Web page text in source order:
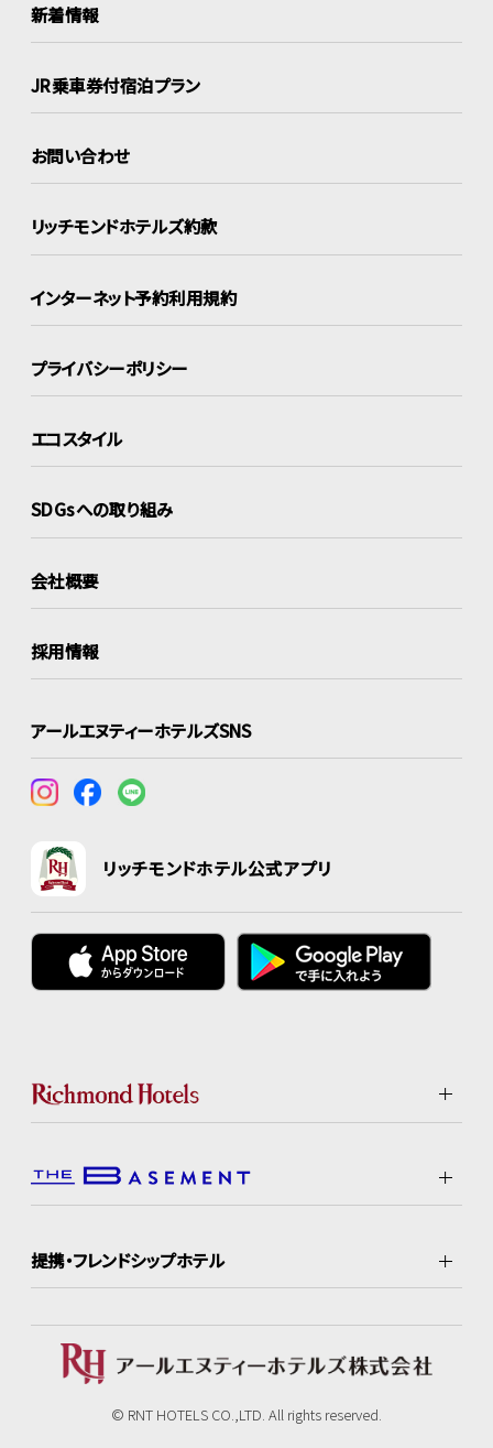
新着情報
JR乗車券付宿泊プラン
お問い合わせ
リッチモンドホテルズ約款
インターネット予約利用規約
プライバシーポリシー
エコスタイル
SDGsへの取り組み
会社概要
採用情報
アールエヌティーホテルズSNS
リッチモンドホテル公式アプリ
提携・フレンドシップホテル
© RNT HOTELS CO.,LTD. All rights reserved.